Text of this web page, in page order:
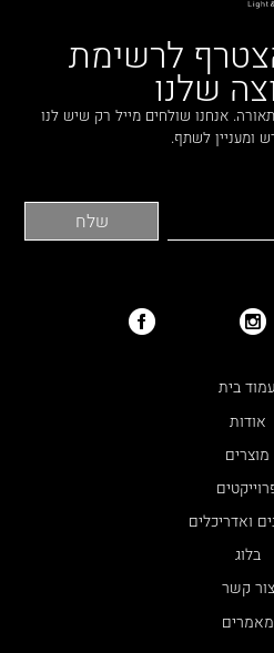
לרשימת
שלנו
אנחנו שולחים מייל רק שיש לנו
ומעניין לשתף.
עמוד בית
אודות
מוצרים
ואדריכלים
בלוג
צור קשר
מאמרים